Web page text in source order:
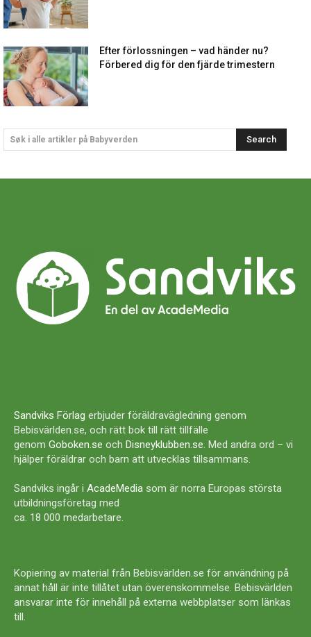
Efter förlossningen – vad händer nu?
Förbered dig för den fjärde trimestern
Søk i alle artikler på Babyverden Search
Sandviks Förlag erbjuder föräldravägledning genom
Bebisvärlden.se, och rätt bok till rätt tillfälle
genom Goboken.se och Disneyklubben.se. Med andra ord – vi
hjälper föräldrar och barn att utvecklas tillsammans.
Sandviks ingår i AcadeMedia som är norra Europas största
utbildningsföretag med
ca. 18 000 medarbetare.
Kopiering av material från Bebisvärlden.se för användning på
annat håll är inte tillåtet utan överenskommelse. Bebisvärlden
ansvarar inte för innehåll på externa webbplatser som länkas
till.